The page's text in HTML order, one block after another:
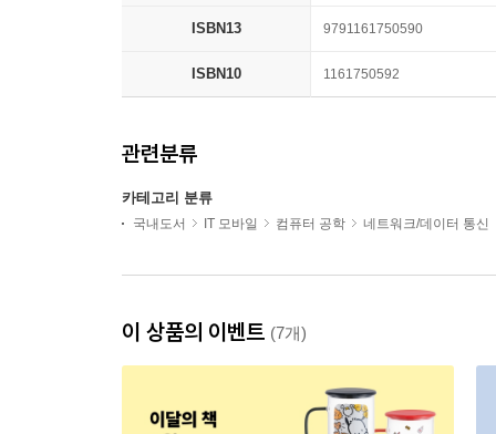
ISBN13 9791161750590
ISBN10 1161750592
관련분류
카테고리 분류
국내도서 IT 모바일 컴퓨터 공학 네트워크/데이터 통신
이 상품의 이벤트 (7개)